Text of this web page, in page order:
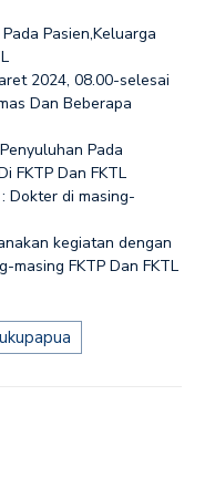
Pasien,Keluarga
2024, 08.00-selesai
Dan Beberapa
Pada
FKTP Dan FKTL
Dokter di masing-
kegiatan dengan
masing FKTP Dan FKTL